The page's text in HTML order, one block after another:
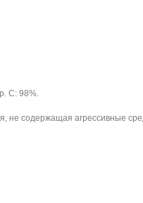
С: 98%.
содержащая агрессивные